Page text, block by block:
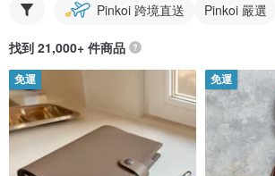
Pinkoi 跨境直送 Pinkoi 嚴選
找到 21,000+ 件商品
免運 免運